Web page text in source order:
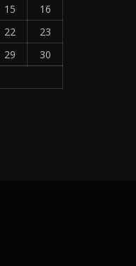
15
16
22
23
29
30